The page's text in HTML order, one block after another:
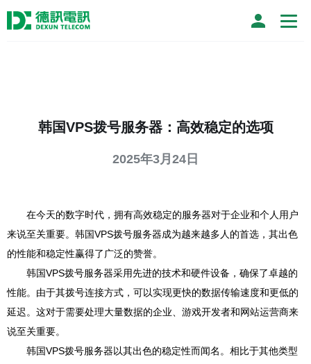
韩国VPS拨号服务器：高效稳定的选项
2025年3月24日
在今天的数字时代，拥有高效稳定的服务器对于企业和个人用户
来说至关重要。韩国VPS拨号服务器成为越来越多人的首选，其出色
的性能和稳定性赢得了广泛的赞誉。
韩国VPS拨号服务器采用先进的技术和硬件设备，确保了卓越的
性能。由于其拨号连接方式，可以实现更快的数据传输速度和更低的
延迟。这对于需要处理大量数据的企业、游戏开发者和网站运营商来
说至关重要。
韩国VPS拨号服务器以其出色的稳定性而闻名。相比于其他类型